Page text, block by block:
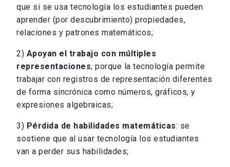
que si se usa tecnología los estudiantes pueden
aprender (por descubrimiento) propiedades,
relaciones y patrones matemáticos;
2) Apoyan el trabajo con múltiples
representaciones, porque la tecnología permite
trabajar con registros de representación diferentes
de forma sincrónica como números, gráficos, y
expresiones algebraicas;
3) Pérdida de habilidades matemáticas: se
sostiene que al usar tecnología los estudiantes
van a perder sus habilidades;